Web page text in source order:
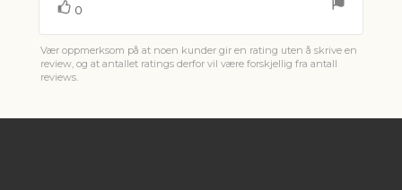
Liker
0
Vær oppmerksom på at noen kunder gir en rating uten å skrive en
review, og at antallet ratings derfor vil være forskjellig fra antall
reviews.